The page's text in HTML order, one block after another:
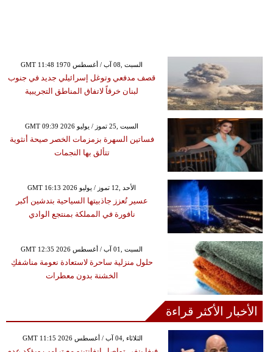
GMT 11:48 1970 السبت ,08 آب / أغسطس
قصف مدفعي وتوغل إسرائيلي جديد في جنوب
لبنان خرقاً لاتفاق المناطق التجريبية
GMT 09:39 2026 السبت ,25 تموز / يوليو
فساتين السهرة بزمزمات الخصر صيحة أنثوية
تتألق بها النجمات
GMT 16:13 2026 الأحد ,12 تموز / يوليو
عسير تُعزز جاذبيتها السياحية بتدشين أكبر
نافورة في المملكة بمنتجع الوادي
GMT 12:35 2026 السبت ,01 آب / أغسطس
حلول منزلية ساحرة لاستعادة نعومة مناشفكِ
الخشنة بدون معطرات
الأخبار الأكثر قراءة
GMT 11:15 2026 الثلاثاء ,04 آب / أغسطس